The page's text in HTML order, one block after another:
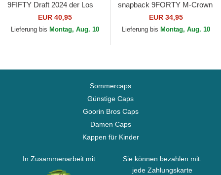
9FIFTY Draft 2024 der Los
Angeles Lakers NBA von
New Era
EUR 40,95
Lieferung bis Montag, Aug. 10
snapback 9FORTY M-Crown
Draft 2025 der Los Angeles
Lakers NBA von New Era
EUR 34,95
Lieferung bis Montag, Aug. 10
Sommercaps
Günstige Caps
Goorin Bros Caps
Damen Caps
Kappen für Kinder
In Zusammenarbeit mit
Sie können bezahlen mit:
jede Zahlungskarte